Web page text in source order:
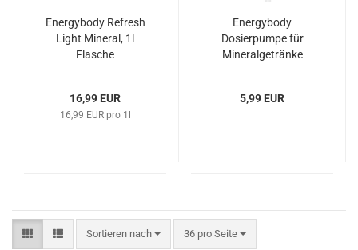
Energybody Refresh
Light Mineral, 1l
Flasche
16,99 EUR
16,99 EUR pro 1l
Energybody
Dosierpumpe für
Mineralgetränke
5,99 EUR
Sortieren nach
Sortieren nach 36 pro Seite
pro Seite